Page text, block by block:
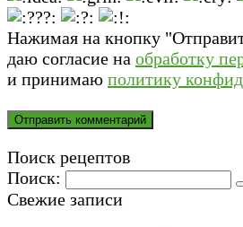
Нажимая на кнопку
даю согласие на обработку
и принимаю политику
Поиск рецептов
Поиск:
Свежие записи